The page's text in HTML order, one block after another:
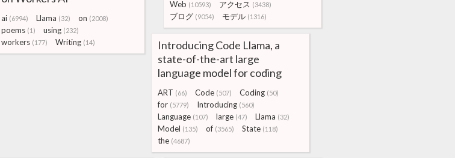
Web (10593) アクセス (3438)
ブログ (9054) モデル (1316)
ai (6994) Llama (32) on (2008)
poems (1) using (232)
workers (177) Writing (14)
Introducing Code Llama, a
state-of-the-art large
language model for coding
ART (66) Code (507) Coding (50)
for (5779) Introducing (560)
Language (107) large (47) Llama (32)
Model (135) of (3565) State (118)
the (4687)